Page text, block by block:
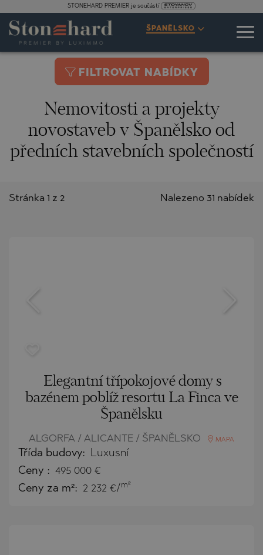
STONEHARD PREMIER je součástí
ŠPANĚLSKO
FILTROVAT NABÍDKY
Nemovitosti a projekty
novostaveb v Španělsko od
předních stavebních společností
Nalezeno 31 nabídek
Stránka 1 z 2
Elegantní třípokojové domy s
bazénem poblíž resortu La Finca ve
Španělsku
ALGORFA / ALICANTE / ŠPANĚLSKO MAPA
Třída budovy: Luxusní
Ceny : 495 000 €
Ceny za m²: 2 232 €/ m²